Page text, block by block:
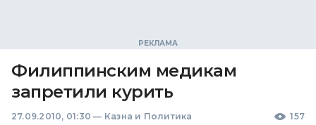
Филиппинским медикам
запретили курить
27.09.2010, 01:30 — Казна и Политика 157